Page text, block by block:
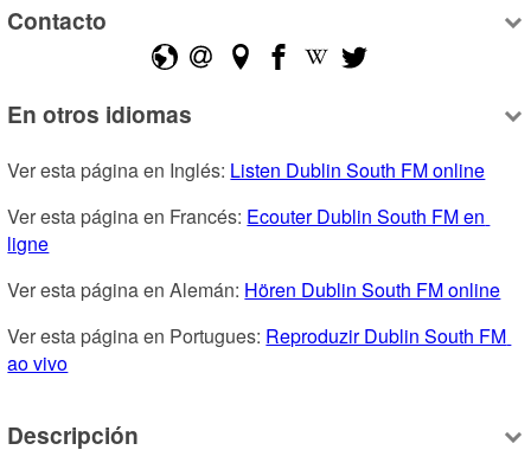
Contacto
En otros idiomas
Ver esta página en Inglés: Listen Dublin South FM online
Ver esta página en Francés: Ecouter Dublin South FM en
ligne
Ver esta página en Alemán: Hören Dublin South FM online
Ver esta página en Portugues: Reproduzir Dublin South FM
ao vivo
Descripción